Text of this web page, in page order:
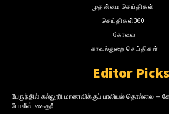
முதன்மை செய்திகள்
செய்திகள்360
கோவை
காவல்துறை செய்திகள்
Editor Picks
பேருந்தில் கல்லூரி மாணவிக்குப் பாலியல் தொல்லை –
போலீஸ் கைது!